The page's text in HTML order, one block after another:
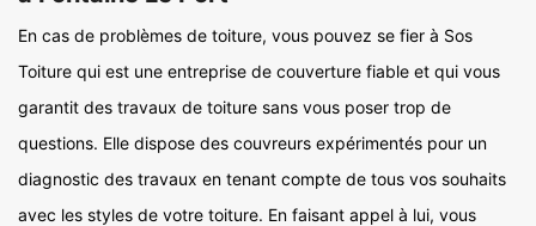
En cas de problèmes de toiture, vous pouvez se fier à Sos
Toiture qui est une entreprise de couverture fiable et qui vous
garantit des travaux de toiture sans vous poser trop de
questions. Elle dispose des couvreurs expérimentés pour un
diagnostic des travaux en tenant compte de tous vos souhaits
avec les styles de votre toiture. En faisant appel à lui, vous